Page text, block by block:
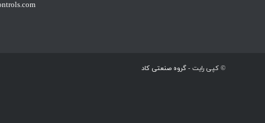
© کپی رایت -گروه صنعتی کاد